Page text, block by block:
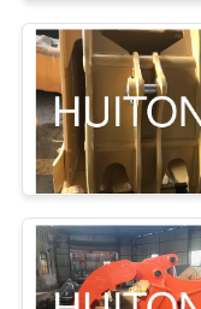
BIR
İNDIRIM
İSTE
SITE
HARITASI